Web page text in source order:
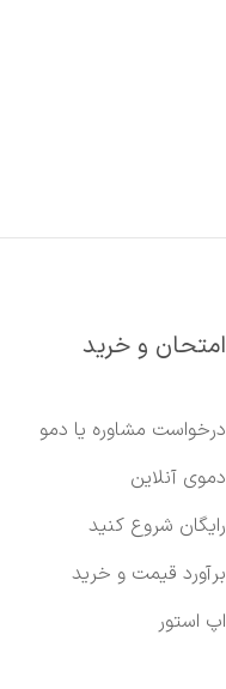
امتحان و خرید
درخواست مشاوره یا دمو
دموی آنلاین
رایگان شروع کنید
برآورد قیمت و خرید
اپ استور